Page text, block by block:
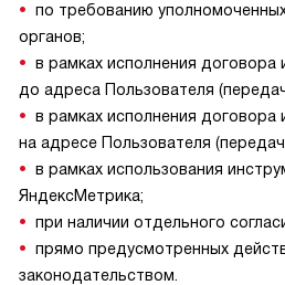
по требованию
органов;
в рамках исполнения договора
до адреса Пользователя
в рамках исполнения договора
на адресе Пользователя
в рамках использования
ЯндексМетрика;
при наличии отдельного
прямо предусмотренных
законодательством.